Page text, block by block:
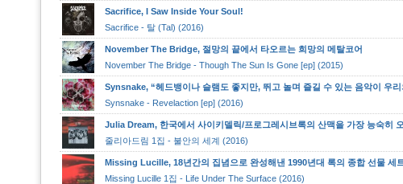
Sacrifice, I Saw Inside Your Soul!
Sacrifice - 탈 (Tal) (2016)
November The Bridge, 절망의 끝에서 타오르는 희망의 메탈코어
November The Bridge - Though The Sun Is Gone [ep] (2015)
Synsnake, “헤드뱅이나 슬램도 좋지만, 뛰고 놀며 즐길 수 있는 음악이 우리
Synsnake - Revelaction [ep] (2016)
Julia Dream, 한국에서 사이키델릭/프로그레시브록의 산맥을 가장 능숙히
줄리아드림 1집 - 불안의 세계 (2016)
Missing Lucille, 18년간의 집념으로 완성해낸 1990년대 록의 종합 선물 세
Missing Lucille 1집 - Life Under The Surface (2016)